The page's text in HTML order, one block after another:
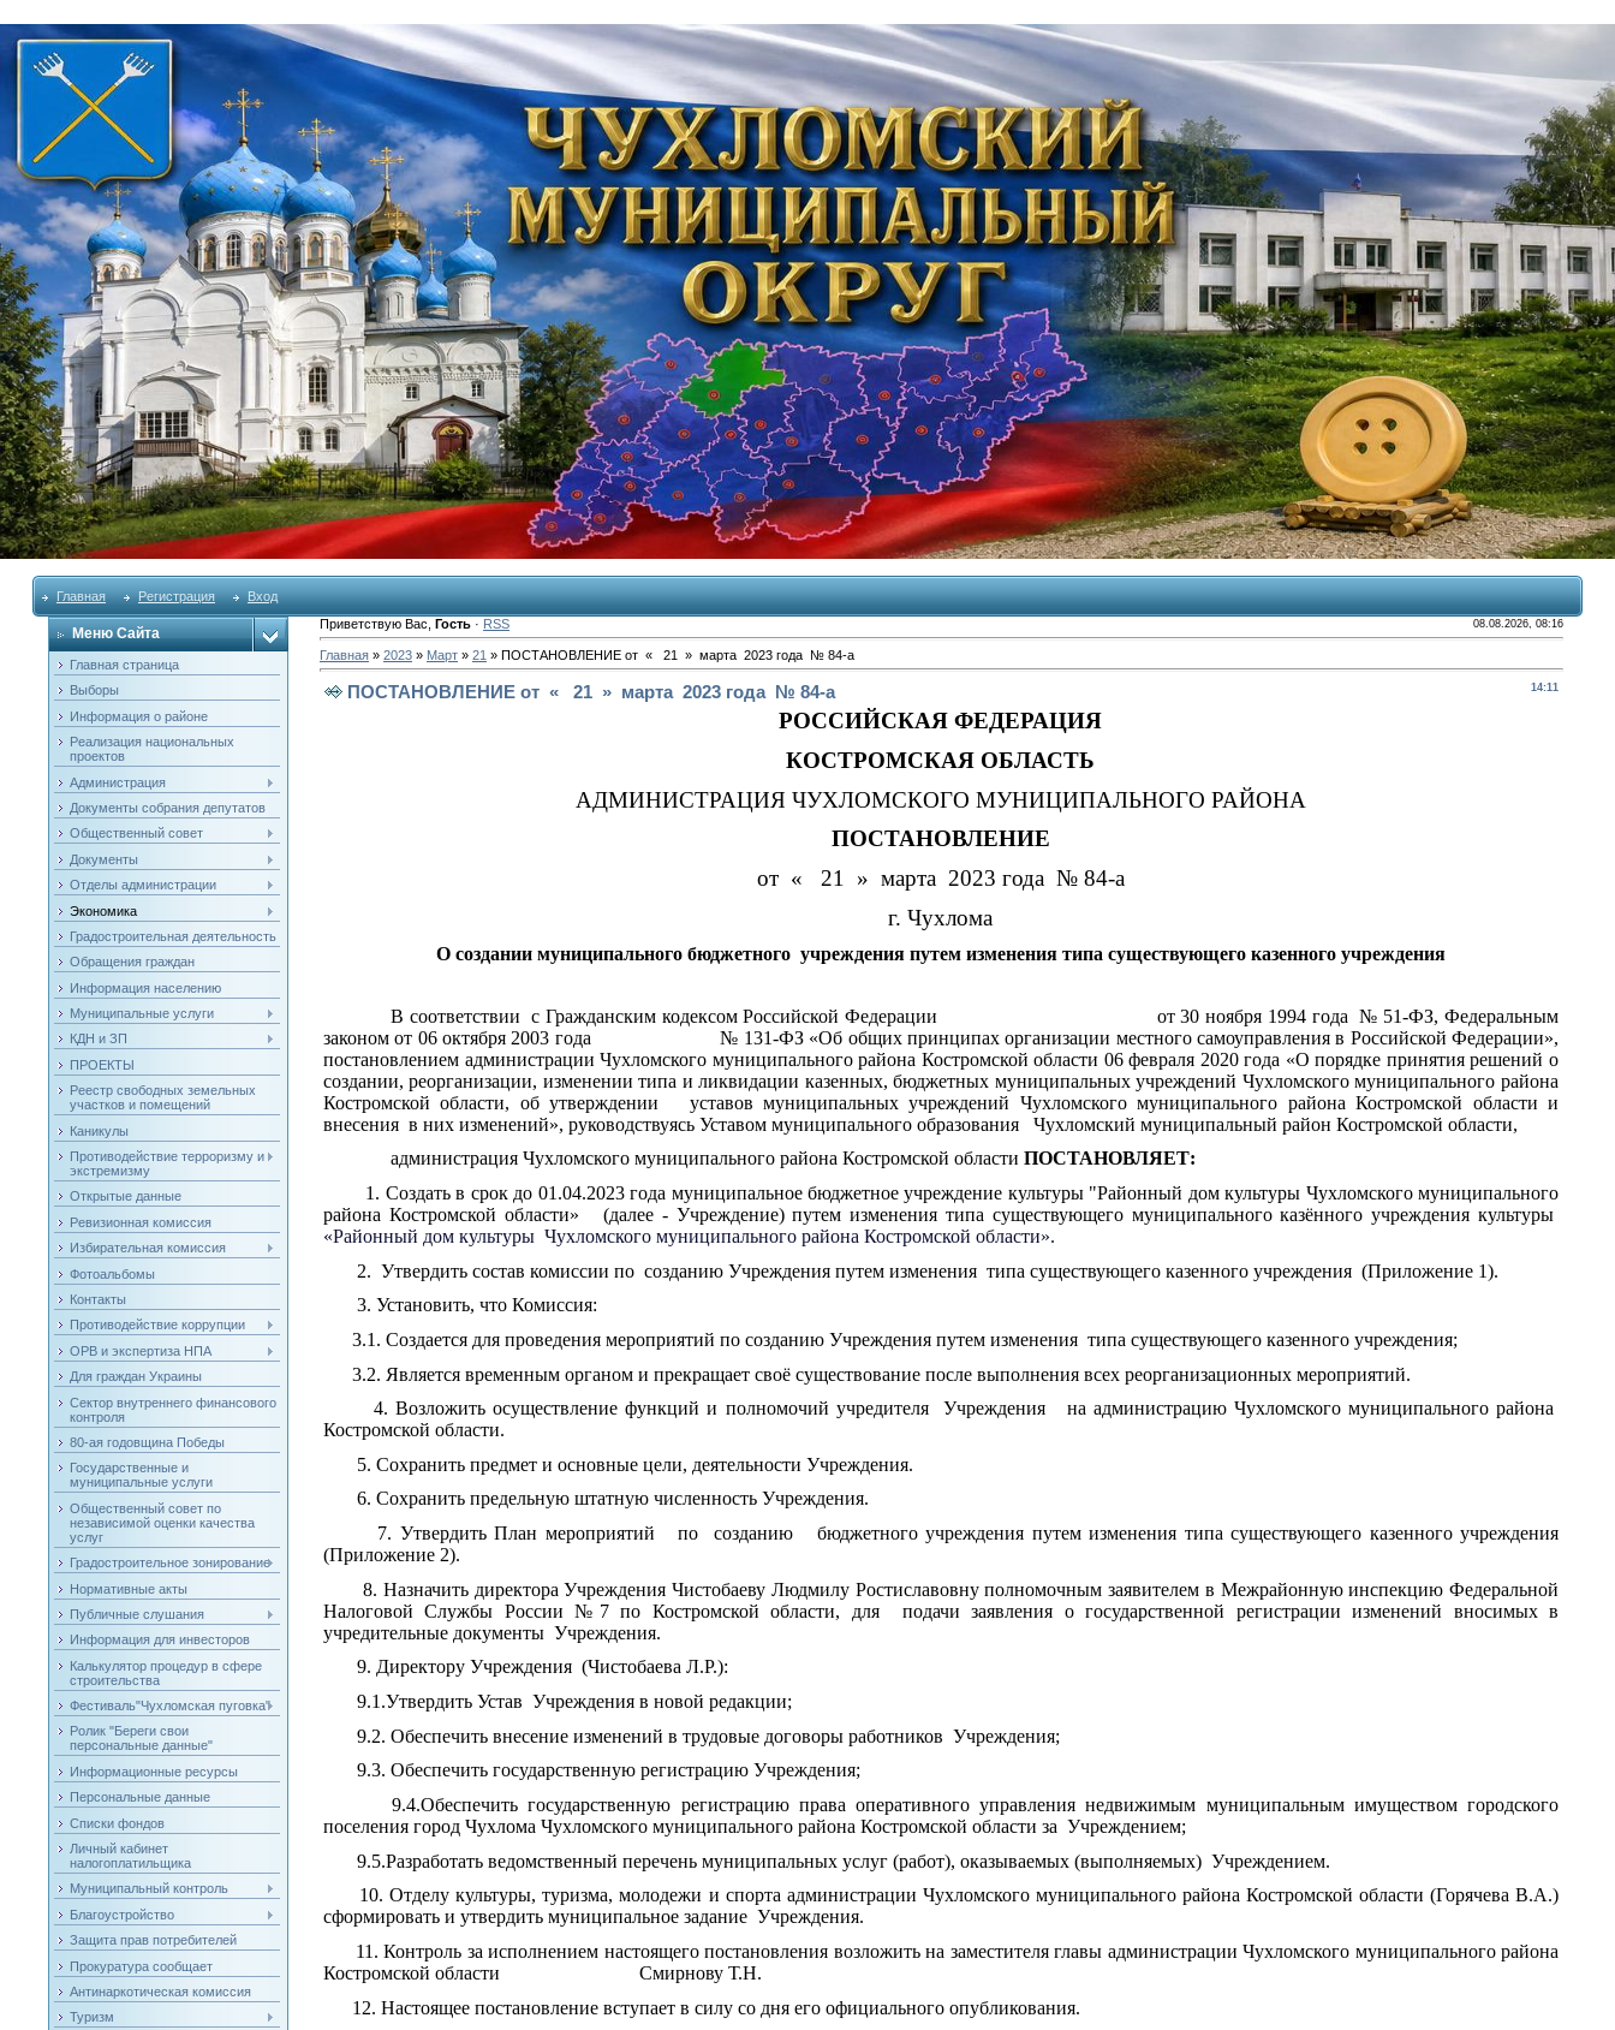
Главная Регистрация Вход
Меню Сайта
Главная страница
Выборы
Информация о районе
Реализация национальных
проектов
Администрация
Документы собрания депутатов
Общественный совет
Документы
Отделы администрации
Экономика
Градостроительная деятельность
Обращения граждан
Информация населению
Муниципальные услуги
КДН и ЗП
ПРОЕКТЫ
Реестр свободных земельных
участков и помещений
Каникулы
Противодействие терроризму и
экстремизму
Открытые данные
Ревизионная комиссия
Избирательная комиссия
Фотоальбомы
Контакты
Противодействие коррупции
ОРВ и экспертиза НПА
Для граждан Украины
Сектор внутреннего финансового
контроля
80-ая годовщина Победы
Государственные и
муниципальные услуги
Общественный совет по
независимой оценки качества
услуг
Градостроительное зонирование
Нормативные акты
Публичные слушания
Информация для инвесторов
Калькулятор процедур в сфере
строительства
Фестиваль"Чухломская пуговка"
Ролик "Береги свои
персональные данные"
Информационные ресурсы
Персональные данные
Списки фондов
Личный кабинет
налогоплатильщика
Муниципальный контроль
Благоустройство
Защита прав потребителей
Прокуратура сообщает
Антинаркотическая комиссия
Туризм
Приветствую Вас Гость· RSS 08.08.2026, 08:16
Главная» 2023 » Март » 21 » ПОСТАНОВЛЕНИЕ от « 21 » марта 2023 года № 84-а
14:11
ПОСТАНОВЛЕНИЕ от « 21 » марта 2023 года № 84-а
РОССИЙСКАЯ ФЕДЕРАЦИЯ
КОСТРОМСКАЯ ОБЛАСТЬ
АДМИНИСТРАЦИЯ ЧУХЛОМСКОГО МУНИЦИПАЛЬНОГО РАЙОНА
ПОСТАНОВЛЕНИЕ
от « 21 » марта 2023 года № 84-а
г. Чухлома
О создании муниципального бюджетного учреждения путем изменения типа существующего казенного учреждения
В соответствии с Гражданским кодексом Российской Федерации от 30 ноября 1994 года № 51-ФЗ, Федеральным
законом от 06 октября 2003 года № 131-ФЗ «Об общих принципах организации местного самоуправления в Российской Федерации»,
постановлением администрации Чухломского муниципального района Костромской области 06 февраля 2020 года «О порядке принятия решений о
создании, реорганизации, изменении типа и ликвидации казенных, бюджетных муниципальных учреждений Чухломского муниципального района
Костромской области, об утверждении уставов муниципальных учреждений Чухломского муниципального района Костромской области и
внесения в них изменений», руководствуясь Уставом муниципального образования Чухломский муниципальный район Костромской области,
администрация Чухломского муниципального района Костромской области ПОСТАНОВЛЯЕТ:
1. Создать в срок до 01.04.2023 года муниципальное бюджетное учреждение культуры "Районный дом культуры Чухломского муниципального
района Костромской области» (далее - Учреждение) путем изменения типа существующего муниципального казённого учреждения культуры
«Районный дом культуры Чухломского муниципального района Костромской области».
2. Утвердить состав комиссии по созданию Учреждения путем изменения типа существующего казенного учреждения (Приложение 1).
3. Установить, что Комиссия:
3.1. Создается для проведения мероприятий по созданию Учреждения путем изменения типа существующего казенного учреждения;
3.2. Является временным органом и прекращает своё существование после выполнения всех реорганизационных мероприятий.
4. Возложить осуществление функций и полномочий учредителя Учреждения на администрацию Чухломского муниципального района
Костромской области.
5. Сохранить предмет и основные цели, деятельности Учреждения.
6. Сохранить предельную штатную численность Учреждения.
7. Утвердить План мероприятий по созданию бюджетного учреждения путем изменения типа существующего казенного учреждения
(Приложение 2).
8. Назначить директора УчрежденияЧистобаеву Людмилу Ростиславовнуполномочным заявителем в Межрайонную инспекцию Федеральной
Налоговой Службы России №7 по Костромской области, для подачи заявления о государственной регистрации изменений вносимых в
учредительные документы Учреждения.
9. Директору Учреждения (Чистобаева Л.Р.):
9.1.Утвердить Устав Учреждения в новой редакции;
9.2. Обеспечить внесение изменений в трудовые договоры работников Учреждения;
9.3. Обеспечить государственную регистрацию Учреждения;
9.4.Обеспечить государственную регистрацию права оперативного управления недвижимым муниципальным имуществом городского
поселения город Чухлома Чухломского муниципального района Костромской области за Учреждением;
9.5.Разработать ведомственный перечень муниципальных услуг (работ), оказываемых (выполняемых) Учреждением.
10. Отделу культуры, туризма, молодежи и спорта администрации Чухломского муниципального района Костромской области (Горячева В.А.)
сформировать и утвердить муниципальное задание Учреждения.
11. Контроль за исполнением настоящего постановления возложить на заместителя главы администрации Чухломского муниципального района
Костромской области Смирнову Т.Н.
12. Настоящее постановление вступает в силу со дня его официального опубликования.